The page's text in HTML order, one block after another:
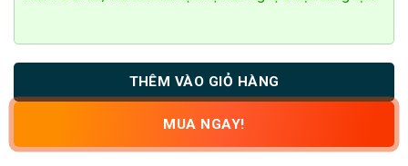
THÊM VÀO GIỎ HÀNG
MUA NGAY!